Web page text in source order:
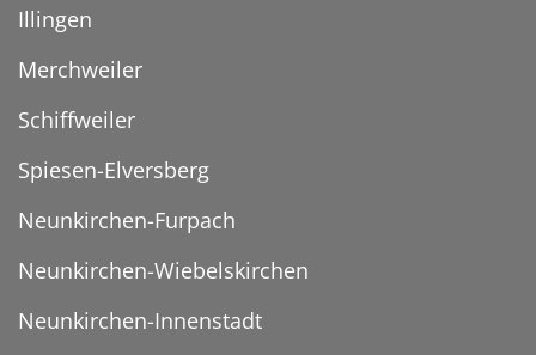
Illingen
Merchweiler
Schiffweiler
Spiesen-Elversberg
Neunkirchen-Furpach
Neunkirchen-Wiebelskirchen
Neunkirchen-Innenstadt